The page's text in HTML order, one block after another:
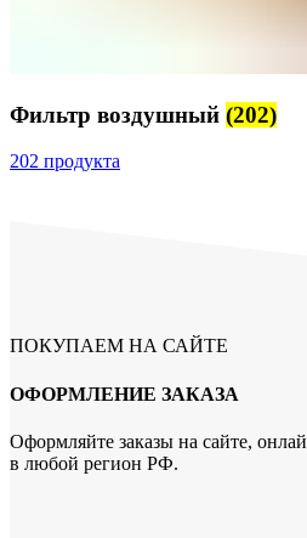
Фильтр воздушный (202)
202 продукта
ПОКУПАЕМ НА САЙТЕ
ОФОРМЛЕНИЕ ЗАКАЗА
Оформляйте заказы на сайте,
в любой регион РФ.